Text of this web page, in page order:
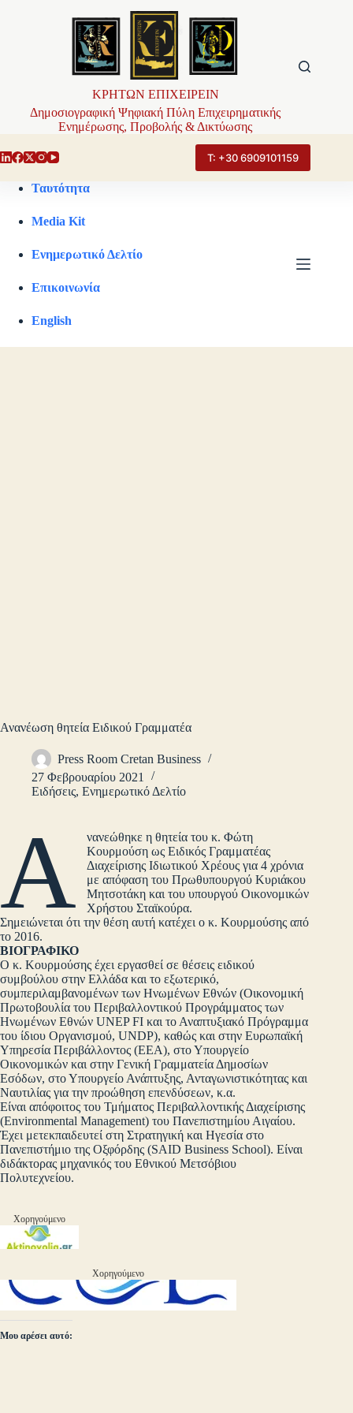
ΚΡΗΤΩΝ ΕΠΙΧΕΙΡΕΙΝ
Δημοσιογραφική Ψηφιακή Πύλη Επιχειρηματικής
Ενημέρωσης, Προβολής & Δικτύωσης
Τ: +30 6909101159
Ταυτότητα
Media Kit
Ενημερωτικό Δελτίο
Επικοινωνία
English
Ανανέωση θητεία Ειδικού Γραμματέα
Press Room Cretan Business
27 Φεβρουαρίου 2021
Ειδήσεις, Ενημερωτικό Δελτίο
Α
νανεώθηκε η θητεία του κ. Φώτη
Κουρμούση ως Ειδικός Γραμματέας
Διαχείρισης Ιδιωτικού Χρέους για 4 χρόνια
με απόφαση του Πρωθυπουργού Κυριάκου
Μητσοτάκη και του υπουργού Οικονομικών
Χρήστου Σταϊκούρα.
Σημειώνεται ότι την θέση αυτή κατέχει ο κ. Κουρμούσης από
το 2016.
ΒΙΟΓΡΑΦΙΚΟ
Ο κ. Κουρμούσης έχει εργασθεί σε θέσεις ειδικού
συμβούλου στην Ελλάδα και το εξωτερικό,
συμπεριλαμβανομένων των Ηνωμένων Εθνών (Οικονομική
Πρωτοβουλία του Περιβαλλοντικού Προγράμματος των
Ηνωμένων Εθνών UNEP FI και το Αναπτυξιακό Πρόγραμμα
του ίδιου Οργανισμού, UNDP), καθώς και στην Ευρωπαϊκή
Υπηρεσία Περιβάλλοντος (EEA), στο Υπουργείο
Οικονομικών και στην Γενική Γραμματεία Δημοσίων
Εσόδων, στο Υπουργείο Ανάπτυξης, Ανταγωνιστικότητας και
Ναυτιλίας για την προώθηση επενδύσεων, κ.α.
Είναι απόφοιτος του Τμήματος Περιβαλλοντικής Διαχείρισης
(Environmental Management) του Πανεπιστημίου Αιγαίου.
Έχει μετεκπαιδευτεί στη Στρατηγική και Ηγεσία στο
Πανεπιστήμιο της Οξφόρδης (SAID Business School). Είναι
διδάκτορας μηχανικός του Εθνικού Μετσόβιου
Πολυτεχνείου.
Χορηγούμενο
Χορηγούμενο
Μου αρέσει αυτό: